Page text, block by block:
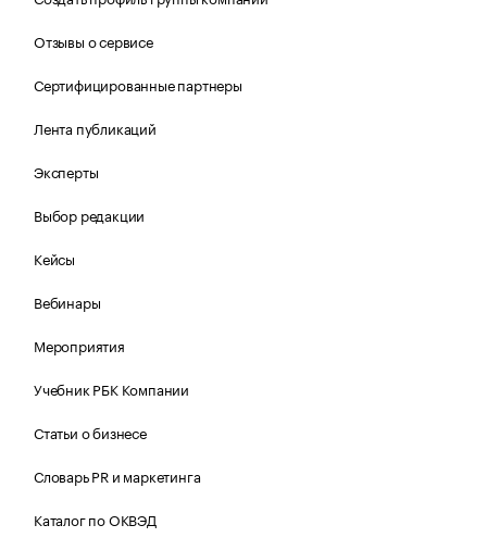
Отзывы о сервисе
Сертифицированные партнеры
Лента публикаций
Эксперты
Выбор редакции
Кейсы
Вебинары
Мероприятия
Учебник РБК Компании
Статьи о бизнесе
Словарь PR и маркетинга
Каталог по ОКВЭД